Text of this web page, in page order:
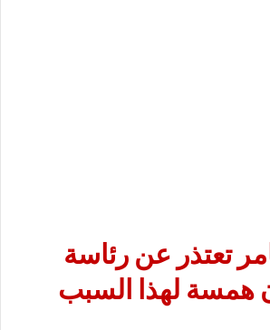
تعتذر عن رئاسة
همسة لهذا السبب